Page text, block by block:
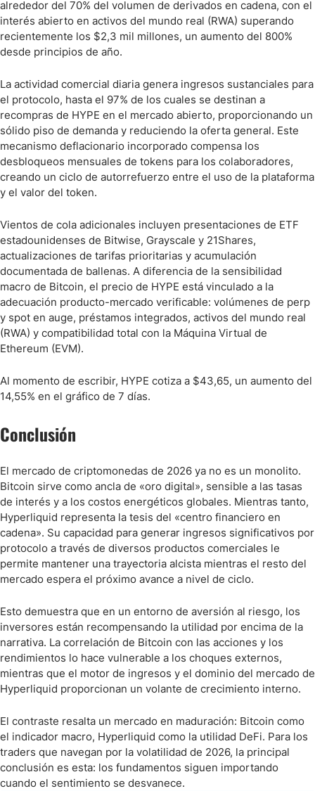
alrededor del 70% del volumen de derivados en cadena, con el
interés abierto en activos del mundo real (RWA) superando
recientemente los $2,3 mil millones, un aumento del 800%
desde principios de año.
La actividad comercial diaria genera ingresos sustanciales para
el protocolo, hasta el 97% de los cuales se destinan a
recompras de HYPE en el mercado abierto, proporcionando un
sólido piso de demanda y reduciendo la oferta general. Este
mecanismo deflacionario incorporado compensa los
desbloqueos mensuales de tokens para los colaboradores,
creando un ciclo de autorrefuerzo entre el uso de la plataforma
y el valor del token.
Vientos de cola adicionales incluyen presentaciones de ETF
estadounidenses de Bitwise, Grayscale y 21Shares,
actualizaciones de tarifas prioritarias y acumulación
documentada de ballenas. A diferencia de la sensibilidad
macro de Bitcoin, el precio de HYPE está vinculado a la
adecuación producto-mercado verificable: volúmenes de perp
y spot en auge, préstamos integrados, activos del mundo real
(RWA) y compatibilidad total con la Máquina Virtual de
Ethereum (EVM).
Al momento de escribir, HYPE cotiza a $43,65, un aumento del
14,55% en el gráfico de 7 días.
Conclusión
El mercado de criptomonedas de 2026 ya no es un monolito.
Bitcoin sirve como ancla de «oro digital», sensible a las tasas
de interés y a los costos energéticos globales. Mientras tanto,
Hyperliquid representa la tesis del «centro financiero en
cadena». Su capacidad para generar ingresos significativos por
protocolo a través de diversos productos comerciales le
permite mantener una trayectoria alcista mientras el resto del
mercado espera el próximo avance a nivel de ciclo.
Esto demuestra que en un entorno de aversión al riesgo, los
inversores están recompensando la utilidad por encima de la
narrativa. La correlación de Bitcoin con las acciones y los
rendimientos lo hace vulnerable a los choques externos,
mientras que el motor de ingresos y el dominio del mercado de
Hyperliquid proporcionan un volante de crecimiento interno.
El contraste resalta un mercado en maduración: Bitcoin como
el indicador macro, Hyperliquid como la utilidad DeFi. Para los
traders que navegan por la volatilidad de 2026, la principal
conclusión es esta: los fundamentos siguen importando
cuando el sentimiento se desvanece.